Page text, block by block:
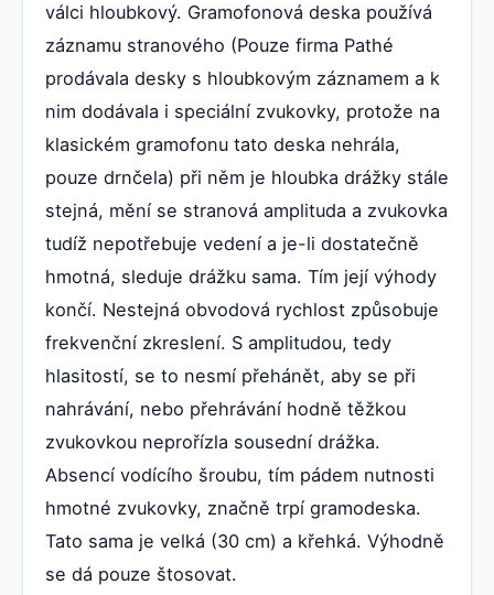
válci hloubkový. Gramofonová deska používá
záznamu stranového (Pouze firma Pathé
prodávala desky s hloubkovým záznamem a k
nim dodávala i speciální zvukovky, protože na
klasickém gramofonu tato deska nehrála,
pouze drnčela) při něm je hloubka drážky stále
stejná, mění se stranová amplituda a zvukovka
tudíž nepotřebuje vedení a je-li dostatečně
hmotná, sleduje drážku sama. Tím její výhody
končí. Nestejná obvodová rychlost způsobuje
frekvenční zkreslení. S amplitudou, tedy
hlasitostí, se to nesmí přehánět, aby se při
nahrávání, nebo přehrávání hodně těžkou
zvukovkou neprořízla sousední drážka.
Absencí vodícího šroubu, tím pádem nutnosti
hmotné zvukovky, značně trpí gramodeska.
Tato sama je velká (30 cm) a křehká. Výhodně
se dá pouze štosovat.